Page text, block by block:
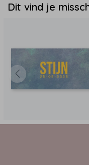
Dit vind je